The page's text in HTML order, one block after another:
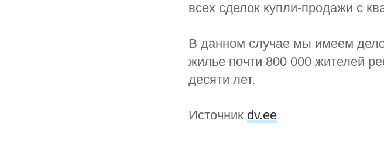
всех сделок купли-продажи с
В данном случае мы имеем
жилье почти 800 000 жителей
десяти лет.
Источник dv.ee